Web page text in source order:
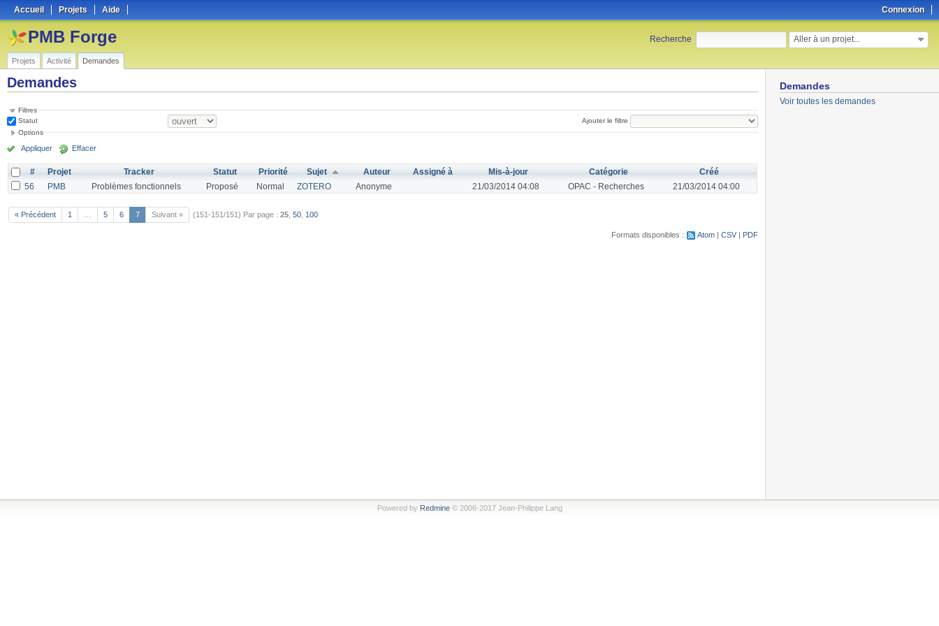
Connexion
Accueil Projets Aide
Recherche: Aller à un projet...
PMB Forge
Projets Activité Demandes
Demandes
Voir toutes les demandes
Demandes
Filtres
Statut
Ajouter le filtre
Options
Appliquer Effacer
# Projet Tracker Statut Priorité Sujet Auteur Assigné à Mis-à-jour Catégorie
Créé
56
PMB Problèmes fonctionnels Proposé Normal ZOTERO Anonyme 21/03/2014 04:08 OPAC - Recherches 21/03/2014 04:00
« Précédent 1 5 6 7 Suivant » (151-151/151) Par page : 25 50 100
Formats disponibles : Atom CSV PDF
Powered by Redmine© 2006-2017 Jean-Philippe Lang